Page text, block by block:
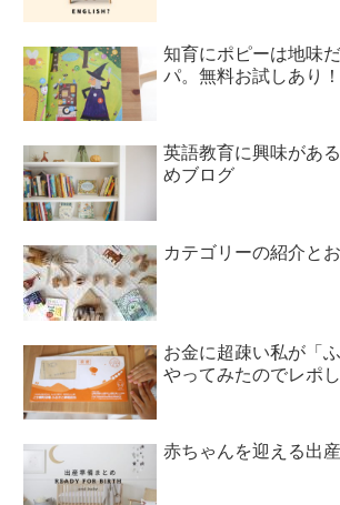
知育にポピーは地味
パ。無料お試しあり！
英語教育に興味があ
めブログ
カテゴリーの紹介と
お金に超疎い私が「
やってみたのでレポし
赤ちゃんを迎える出